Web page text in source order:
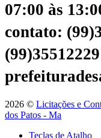
07:00 às
contato:
(99)35512229
2026 © Licitações e
dos Patos - Ma
Teclas de Atalho